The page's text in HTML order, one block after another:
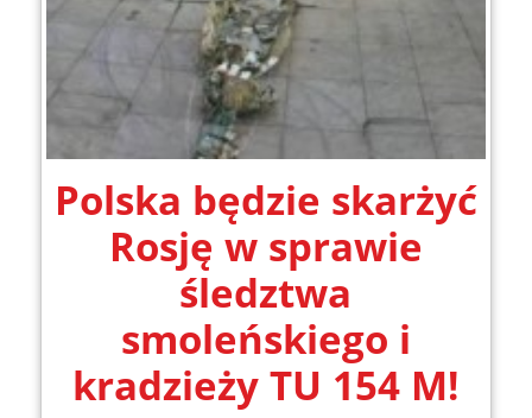
Polska będzie skarżyć
Rosję w sprawie
śledztwa
smoleńskiego i
kradzieży TU 154 M!